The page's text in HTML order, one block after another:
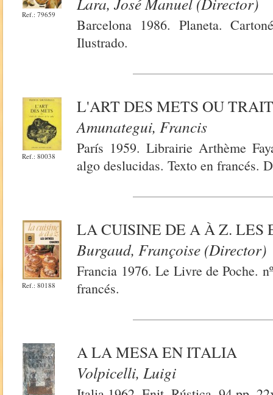
Ref.: 79659
Barcelona 1986. Planeta.
Ilustrado.
Ref.: 80038
L'ART DES METS OU
Amunategui, Francis
París 1959. Librairie Arthème
algo deslucidas. Texto en francés.
Ref.: 80188
LA CUISINE DE A À Z. LES
Burgaud, Françoise (Director)
Francia 1976. Le Livre de Poche.
francés.
A LA MESA EN ITALIA
Volpicelli, Luigi